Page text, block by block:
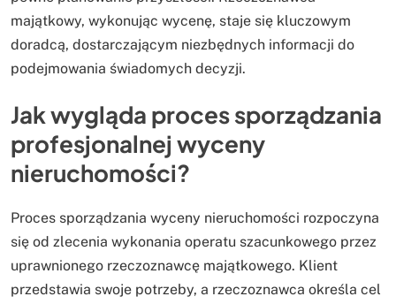
majątkowy, wykonując wycenę, staje się kluczowym
doradcą, dostarczającym niezbędnych informacji do
podejmowania świadomych decyzji.
Jak wygląda proces sporządzania
profesjonalnej wyceny
nieruchomości?
Proces sporządzania wyceny nieruchomości rozpoczyna
się od zlecenia wykonania operatu szacunkowego przez
uprawnionego rzeczoznawcę majątkowego. Klient
przedstawia swoje potrzeby, a rzeczoznawca określa cel